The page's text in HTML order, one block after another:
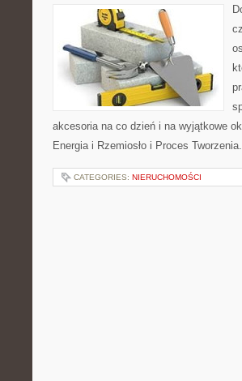
akcesoria na co dzień i na wyjątkowe
Energia i Rzemiosło i Proces
CATEGORIES: NIERUCHOMOŚCI